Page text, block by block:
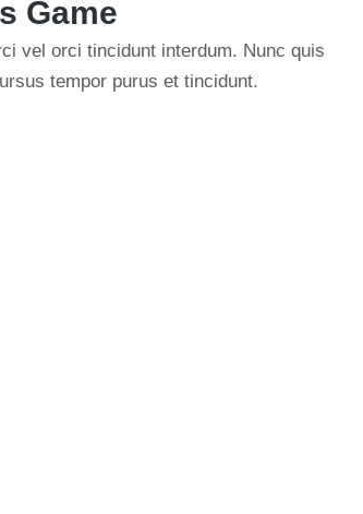
Game
vel orci tincidunt interdum. Nunc quis
tempor purus et tincidunt.